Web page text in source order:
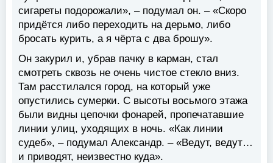
сигареты подорожали», – подумал он. – «Скоро
придётся либо переходить на дерьмо, либо
бросать курить, а я чёрта с два брошу».
Он закурил и, убрав пачку в карман, стал
смотреть сквозь не очень чистое стекло вниз.
Там расстилался город, на который уже
опустились сумерки. С высоты восьмого этажа
были видны цепочки фонарей, пропечатавшие
линии улиц, уходящих в ночь. «Как линии
судеб», – подумал Александр. – «Ведут, ведут…
и приводят, неизвестно куда».